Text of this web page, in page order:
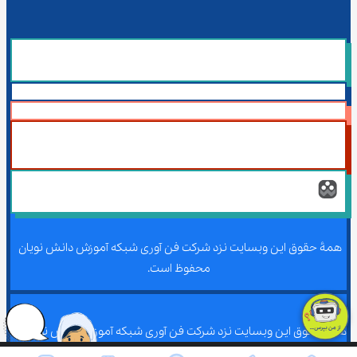
همۀ حقوق این وبسایت نزد شرکت فن آوری شبکه آموزش دانش نویان
محفوظ است.
همۀ حقوق این وبسایت نزد شرکت فن آوری شبکه آموزش دانش نویان
محفوظ است.